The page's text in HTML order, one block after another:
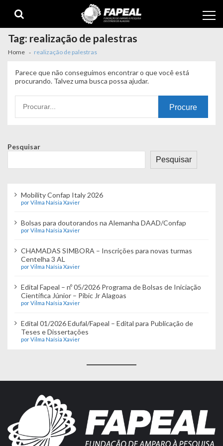
navigation
content
Tag: realização de palestras
Home realização de palestras
Parece que não conseguimos encontrar o que você está
procurando. Talvez uma busca possa ajudar.
por:
Pesquisar
Pesquisar
Mobility Confap Italy 2026
por Vilma Naísia Xavier
Bolsas para doutorandos na Alemanha DAAD/Confap
por Vilma Naísia Xavier
CHAMADAS SIMBORA – Inscrições para novas turmas
Centelha 3 AL
por Vilma Naísia Xavier
Edital Fapeal – nº 05/2026 Programa de Bolsas de Iniciação
Científica Júnior – Pibic Jr Alagoas
por Vilma Naísia Xavier
Edital 01/2026 Edufal/Fapeal – Edital para Publicação de
Teses e Dissertações
por Vilma Naísia Xavier